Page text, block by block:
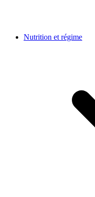
Nutrition et régime